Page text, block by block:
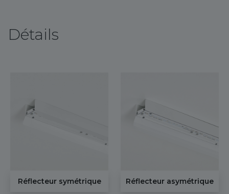
Détails
Réflecteur symétrique Réflecteur asymétrique